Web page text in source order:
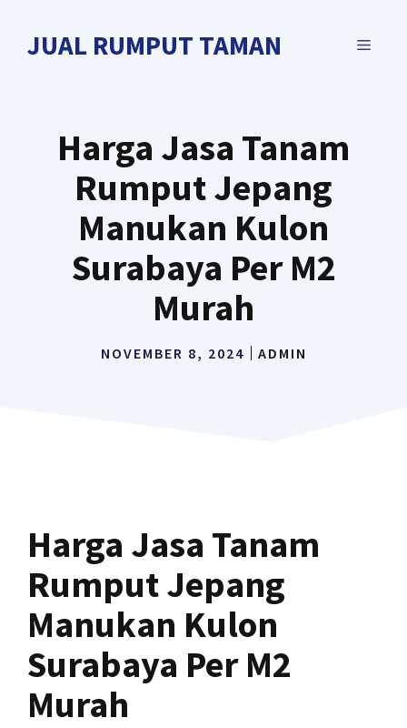
JUAL RUMPUT TAMAN MENU
Harga Jasa Tanam
Rumput Jepang
Manukan Kulon
Surabaya Per M2
Murah
NOVEMBER 8, 2024 ADMIN
Harga Jasa Tanam
Rumput Jepang
Manukan Kulon
Surabaya Per M2
Murah